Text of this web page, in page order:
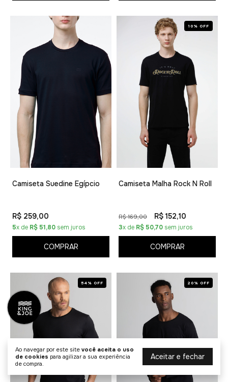
Ao navegar por este site você aceita o uso
de cookies para agilizar a sua experiência
de compra.
Aceitar e fechar
Camiseta Suedine Egípcio
R$ 259,00
5x de R$ 51,80 sem juros
COMPRAR
10% OFF
Camiseta Malha Rock N Roll
R$ 169,00 R$ 152,10
3x de R$ 50,70 sem juros
COMPRAR
54% OFF 20% OFF